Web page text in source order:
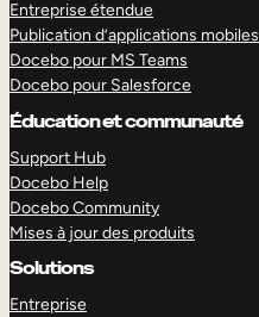
Entreprise étendue
Publication d’applications mobiles
Docebo pour MS Teams
Docebo pour Salesforce
Éducation et communauté
Support Hub
Docebo Help
Docebo Community
Mises à jour des produits
Solutions
Entreprise